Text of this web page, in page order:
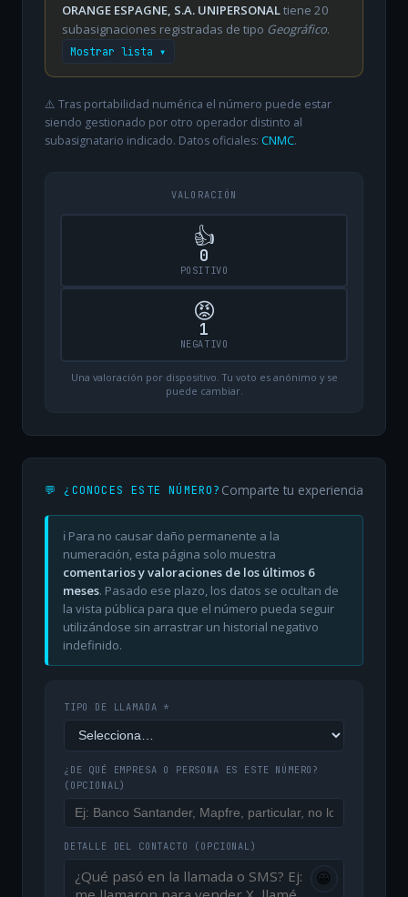
ORANGE ESPAGNE, S.A. UNIPERSONALtiene 20
subasignaciones registradas de tipo Geográfico.
Mostrar lista ▾
⚠️ Tras portabilidad numérica el número puede estar
siendo gestionado por otro operador distinto al
subasignatario indicado. Datos oficiales: CNMC.
VALORACIÓN
👍
0
POSITIVO
😡
1
NEGATIVO
Una valoración por dispositivo. Tu voto es anónimo y se
puede cambiar.
💬 ¿CONOCES ESTE NÚMERO? Comparte tu experiencia
ℹ️ Para no causar daño permanente a la
numeración, esta página solo muestra
comentarios y valoraciones de los últimos 6
meses. Pasado ese plazo, los datos se ocultan de
la vista pública para que el número pueda seguir
utilizándose sin arrastrar un historial negativo
indefinido.
TIPO DE LLAMADA *
¿DE QUÉ EMPRESA O PERSONA ES ESTE NÚMERO?
(OPCIONAL)
DETALLE DEL CONTACTO (OPCIONAL)
😀